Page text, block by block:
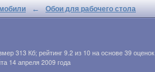
← Обои для рабочего стола
313 Кб; рейтинг 9.2 из 10 на основе 39 оценок
14 апреля 2009 года